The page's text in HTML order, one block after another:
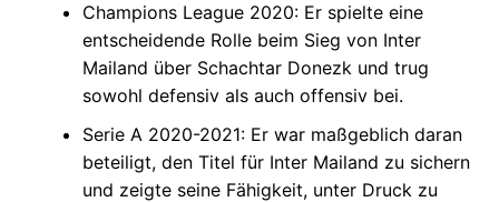
Champions League 2020: Er spielte eine
entscheidende Rolle beim Sieg von Inter
Mailand über Schachtar Donezk und trug
sowohl defensiv als auch offensiv bei.
Serie A 2020-2021: Er war maßgeblich daran
beteiligt, den Titel für Inter Mailand zu sichern
und zeigte seine Fähigkeit, unter Druck zu